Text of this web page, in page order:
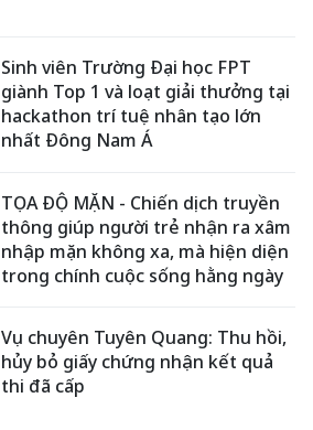
Sinh viên Trường Đại học FPT
giành Top 1 và loạt giải thưởng tại
hackathon trí tuệ nhân tạo lớn
nhất Đông Nam Á
TỌA ĐỘ MẶN - Chiến dịch truyền
thông giúp người trẻ nhận ra xâm
nhập mặn không xa, mà hiện diện
trong chính cuộc sống hằng ngày
Vụ chuyên Tuyên Quang: Thu hồi,
hủy bỏ giấy chứng nhận kết quả
thi đã cấp